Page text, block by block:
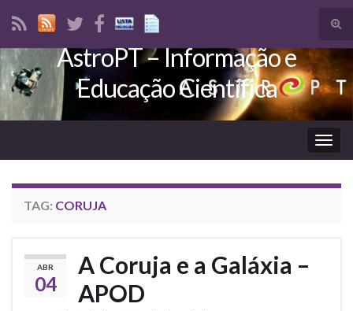
Search for:
AstroPT – Informação e
Educação Científica
TAG: CORUJA
ABR
04
A Coruja e a Galáxia –
APOD